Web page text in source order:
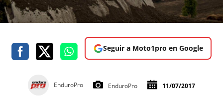
Seguir a Moto1pro en Google
EnduroPro EnduroPro 11/07/2017